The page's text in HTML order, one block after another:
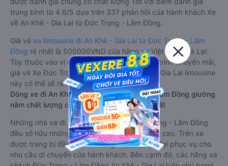
trung bình từ 4.6/5 dựa trên 337 phản hồi của hành khách Xe
về An Khê - Gia Lai từ Đức Trọng - Lâm Đồng.
Giá vé xe limousine đi An Khê - Gia Lai từ Đức Trọng - Lâm
Đồng rẻ nhất là 500000VND của hãng xe Việt Tân - Đà Lạt.
Tùy thuộc vào vị trí ngồi của bạn và chương trình khuyến mãi,
giá vé Xe Đức Trọng - Lâm Đồng đi An Khê - Gia Lai limousine
này có thể sẽ rẻ hơn
Dòng xe đi An Khê - Gia Lai từ Đức Trọng - Lâm Đồng giường
nằm chất lượng cao: Thoải mái, giá cả tốt nhất
Những nhà xe đi An Khê - Gia Lai từ Đức Trọng - Lâm Đồng
đều sở hữu những xe giường nằm chất lượng cao. Trên xe
được trang bị đầy đủ các trang thiết bị hiện đại phục vụ cho
nhu cầu di chuyển của hành khách. Bên cạnh đó, các hãng xe